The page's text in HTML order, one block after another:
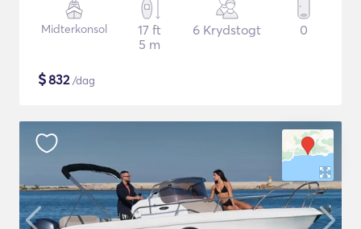
Midterkonsol
17 ft
5 m
6 Krydstogt 0
$832/dag